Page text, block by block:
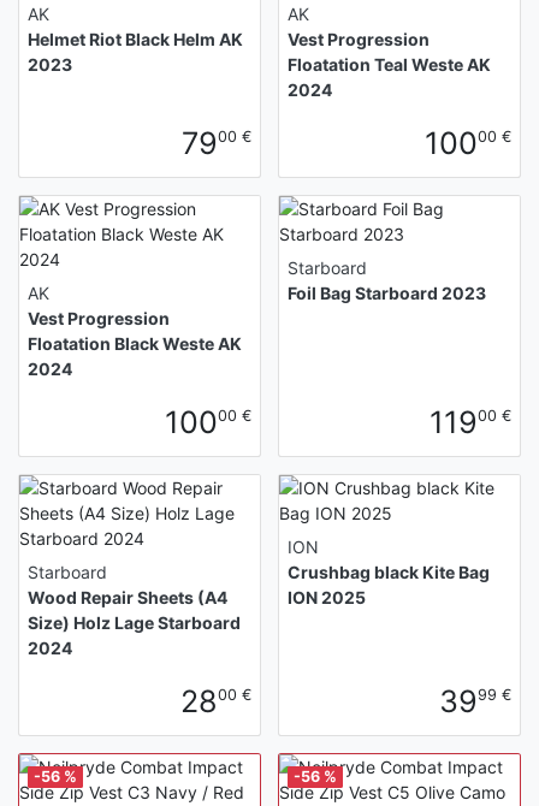
AK
Helmet Riot Black Helm AK
2023
7900 €
AK
Vest Progression
Floatation Teal Weste AK
2024
10000 €
AK
Vest Progression
Floatation Black Weste AK
2024
10000 €
Starboard
Foil Bag Starboard 2023
11900 €
Starboard
Wood Repair Sheets (A4
Size) Holz Lage Starboard
2024
2800 €
ION
Crushbag black Kite Bag
ION 2025
3999 €
-56 % -56 %